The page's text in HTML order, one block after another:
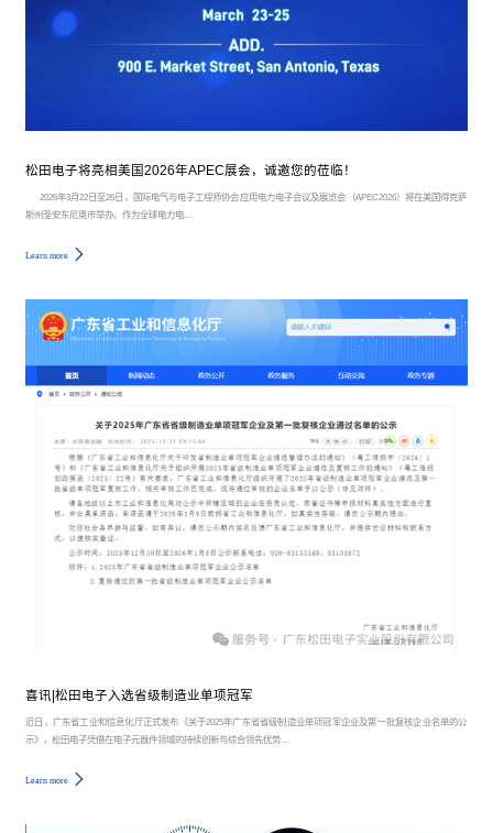
松田电子将亮相美国2026年APEC展会，诚邀您的莅临！
2026年3月22日至26日，国际电气与电子工程师协会应用电力电子会议及展览会（APEC2026）将在美国得克萨
斯州圣安东尼奥市举办。作为全球电力电...
Learn more
喜讯|松田电子入选省级制造业单项冠军
近日，广东省工业和信息化厅正式发布《关于2025年广东省省级制造业单项冠军企业及第一批复核企业名单的公
示》，松田电子凭借在电子元器件领域的持续创新与综合领先优势...
Learn more